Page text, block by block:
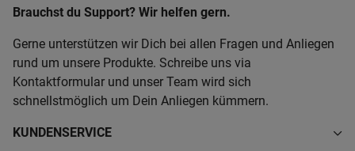
Brauchst du Support? Wir helfen gern.
Gerne unterstützen wir Dich bei allen Fragen und Anliegen
rund um unsere Produkte. Schreibe uns via
Kontaktformular und unser Team wird sich
schnellstmöglich um Dein Anliegen kümmern.
KUNDENSERVICE